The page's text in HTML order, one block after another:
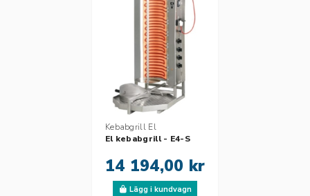
Kebabgrill El
El kebabgrill - E4-S
14 194,00 kr
Lägg i kundvagn